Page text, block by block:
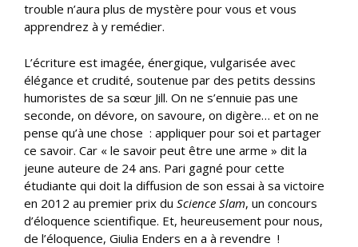
trouble n’aura plus de mystère pour vous et vous
apprendrez à y remédier.
L’écriture est imagée, énergique, vulgarisée avec
élégance et crudité, soutenue par des petits dessins
humoristes de sa sœur Jill. On ne s’ennuie pas une
seconde, on dévore, on savoure, on digère… et on ne
pense qu’à une chose : appliquer pour soi et partager
ce savoir. Car « le savoir peut être une arme » dit la
jeune auteure de 24 ans. Pari gagné pour cette
étudiante qui doit la diffusion de son essai à sa victoire
en 2012 au premier prix du Science Slam, un concours
d’éloquence scientifique. Et, heureusement pour nous,
de l’éloquence, Giulia Enders en a à revendre !